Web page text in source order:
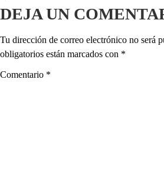
DEJA UN
Tu dirección de correo electrónico no será
obligatorios están marcados con *
Comentario *